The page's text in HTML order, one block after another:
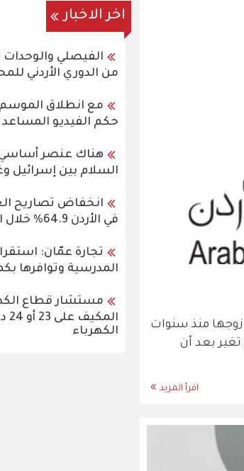
منذ سنوات
بعد أن
اقرأ المزيد
اخر الاخبار
الفيصلي والوحدات
من الدوري الأردني
مع انطلاق
حكم الفيديو المساعد
هناك عنصر
السلام بين إسرائيل
انخفاض تصاريح
في الأردن 64.9% خلال النصف الأول من 2026
تجارة عمّان:
المدرسية وتوافرها
مستشار قطاع
الكهرباء